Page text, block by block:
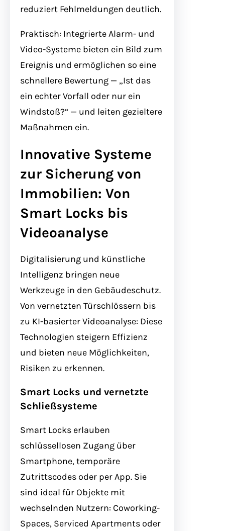
reduziert Fehlmeldungen deutlich.
Praktisch: Integrierte Alarm- und
Video-Systeme bieten ein Bild zum
Ereignis und ermöglichen so eine
schnellere Bewertung — „Ist das
ein echter Vorfall oder nur ein
Windstoß?“ — und leiten gezieltere
Maßnahmen ein.
Innovative Systeme
zur Sicherung von
Immobilien: Von
Smart Locks bis
Videoanalyse
Digitalisierung und künstliche
Intelligenz bringen neue
Werkzeuge in den Gebäudeschutz.
Von vernetzten Türschlössern bis
zu KI-basierter Videoanalyse: Diese
Technologien steigern Effizienz
und bieten neue Möglichkeiten,
Risiken zu erkennen.
Smart Locks und vernetzte
Schließsysteme
Smart Locks erlauben
schlüssellosen Zugang über
Smartphone, temporäre
Zutrittscodes oder per App. Sie
sind ideal für Objekte mit
wechselnden Nutzern: Coworking-
Spaces, Serviced Apartments oder